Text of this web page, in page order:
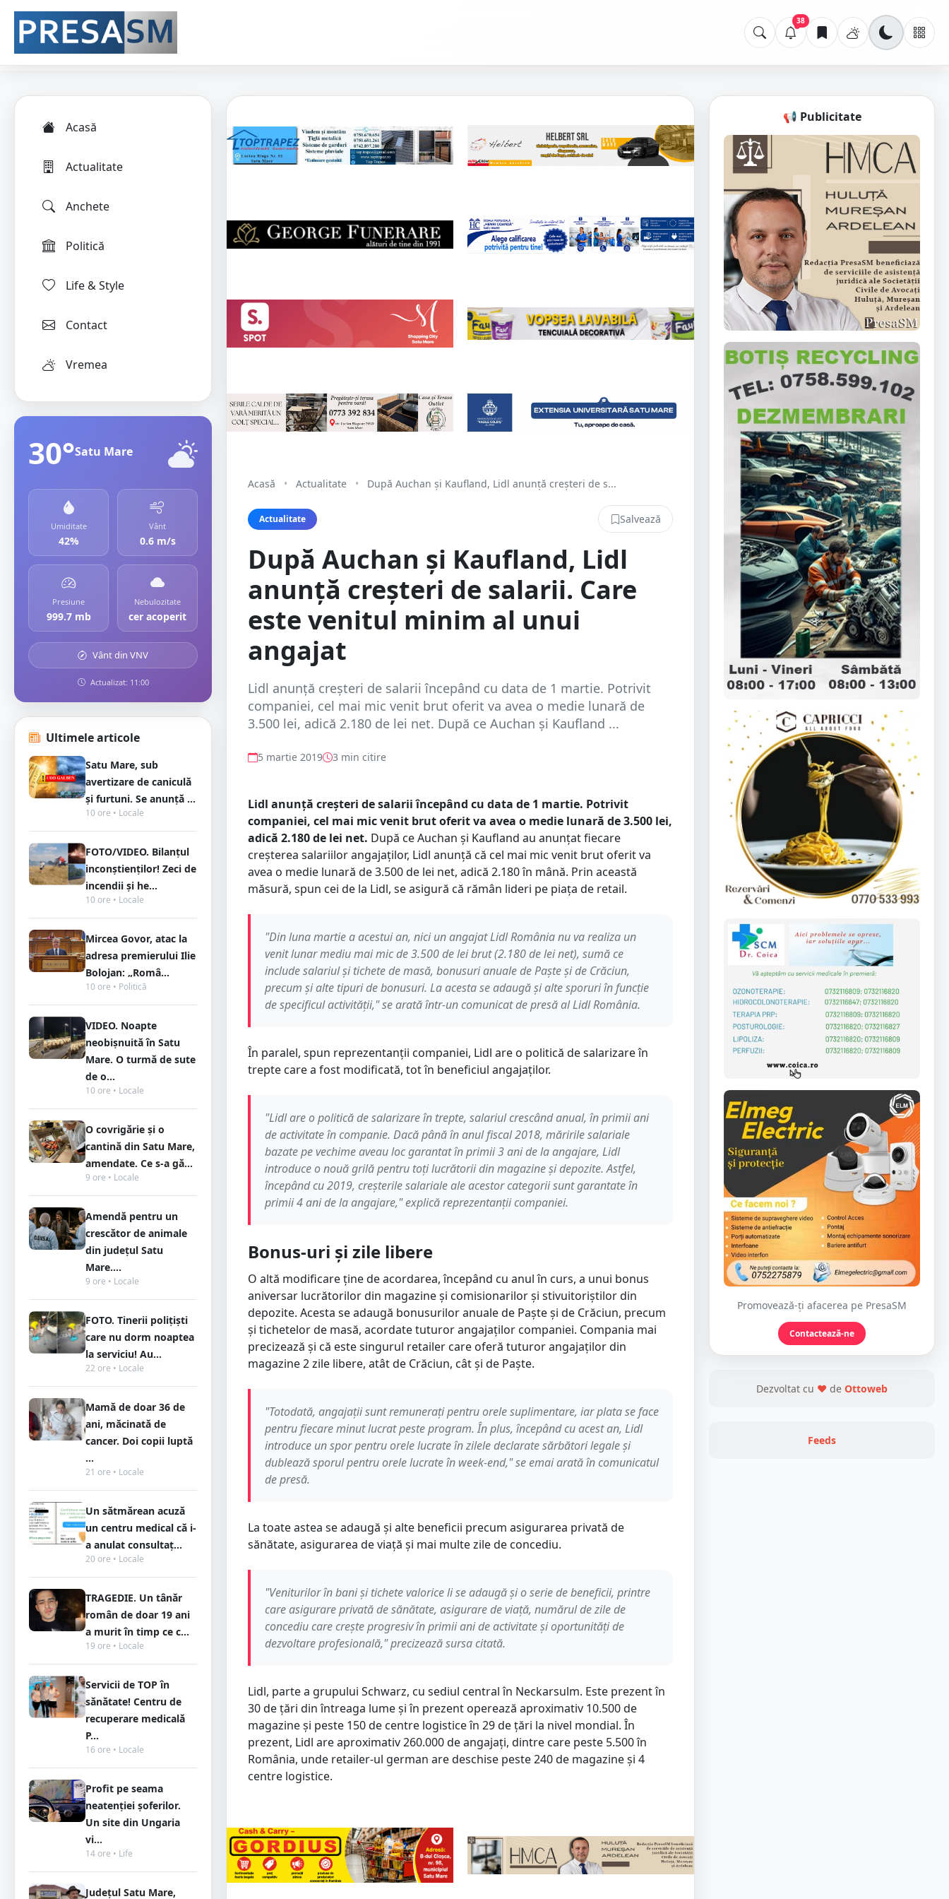
38
Acasă
Actualitate
Anchete
Politică
Life & Style
Contact
Vremea
30°Satu Mare
Umiditate
42%
Vânt
0.6 m/s
Presiune
999.7 mb
Nebulozitate
cer acoperit
Vânt din VNV
Actualizat: 11:00
Ultimele articole
Satu Mare, sub
avertizare de caniculă
și furtuni. Se anunță ...
10 ore • Locale
FOTO/VIDEO. Bilanțul
inconștienților! Zeci de
incendii și he...
10 ore • Locale
Mircea Govor, atac la
adresa premierului Ilie
Bolojan: „Româ...
10 ore • Politică
VIDEO. Noapte
neobișnuită în Satu
Mare. O turmă de sute
de o...
10 ore • Locale
O covrigărie și o
cantină din Satu Mare,
amendate. Ce s-a gă...
9 ore • Locale
Amendă pentru un
crescător de animale
din județul Satu
Mare....
9 ore • Locale
FOTO. Tinerii polițiști
care nu dorm noaptea
la serviciu! Au...
22 ore • Locale
Mamă de doar 36 de
ani, măcinată de
cancer. Doi copii luptă
...
21 ore • Locale
Un sătmărean acuză
un centru medical că i-
a anulat consultaț...
20 ore • Locale
TRAGEDIE. Un tânăr
român de doar 19 ani
a murit în timp ce c...
19 ore • Locale
Servicii de TOP în
sănătate! Centru de
recuperare medicală
P...
16 ore • Locale
Profit pe seama
neatenției șoferilor.
Un site din Ungaria
vi...
14 ore • Life
Județul Satu Mare,
Acasă • Actualitate • După Auchan și Kaufland, Lidl anunță creșteri de s...
Actualitate Salvează
După Auchan și Kaufland, Lidl
anunță creșteri de salarii. Care
este venitul minim al unui
angajat
Lidl anunță creșteri de salarii începând cu data de 1 martie. Potrivit
companiei, cel mai mic venit brut oferit va avea o medie lunară de
3.500 lei, adică 2.180 de lei net. După ce Auchan și Kaufland ...
5 martie 2019 3 min citire
Lidl anunță creșteri de salarii începând cu data de 1 martie. Potrivit
companiei, cel mai mic venit brut oferit va avea o medie lunară de 3.500 lei,
adică 2.180 de lei net. După ce Auchan și Kaufland au anunțat fiecare
creșterea salariilor angajaților, Lidl anunță că cel mai mic venit brut oferit va
avea o medie lunară de 3.500 de lei net, adică 2.180 în mână. Prin această
măsură, spun cei de la Lidl, se asigură că rămân lideri pe piața de retail.
"Din luna martie a acestui an, nici un angajat Lidl România nu va realiza un
venit lunar mediu mai mic de 3.500 de lei brut (2.180 de lei net), sumă ce
include salariul și tichete de masă, bonusuri anuale de Paște și de Crăciun,
precum și alte tipuri de bonusuri. La acesta se adaugă și alte sporuri în funcție
de specificul activității," se arată într-un comunicat de presă al Lidl România.
În paralel, spun reprezentanții companiei, Lidl are o politică de salarizare în
trepte care a fost modificată, tot în beneficiul angajaților.
"Lidl are o politică de salarizare în trepte, salariul crescând anual, în primii ani
de activitate în companie. Dacă până în anul fiscal 2018, măririle salariale
bazate pe vechime aveau loc garantat în primii 3 ani de la angajare, Lidl
introduce o nouă grilă pentru toți lucrătorii din magazine și depozite. Astfel,
începând cu 2019, creșterile salariale ale acestor categorii sunt garantate în
primii 4 ani de la angajare," explică reprezentanții companiei.
Bonus-uri și zile libere
O altă modificare ține de acordarea, începând cu anul în curs, a unui bonus
aniversar lucrătorilor din magazine și comisionarilor și stivuitoriștilor din
depozite. Acesta se adaugă bonusurilor anuale de Paște și de Crăciun, precum
și tichetelor de masă, acordate tuturor angajaților companiei. Compania mai
precizează și că este singurul retailer care oferă tuturor angajaților din
magazine 2 zile libere, atât de Crăciun, cât și de Paște.
"Totodată, angajații sunt remunerați pentru orele suplimentare, iar plata se face
pentru fiecare minut lucrat peste program. În plus, începând cu acest an, Lidl
introduce un spor pentru orele lucrate în zilele declarate sărbători legale și
dublează sporul pentru orele lucrate în week-end," se emai arată în comunicatul
de presă.
La toate astea se adaugă și alte beneficii precum asigurarea privată de
sănătate, asigurarea de viață și mai multe zile de concediu.
"Veniturilor în bani și tichete valorice li se adaugă și o serie de beneficii, printre
care asigurare privată de sănătate, asigurare de viață, numărul de zile de
concediu care crește progresiv în primii ani de activitate și oportunități de
dezvoltare profesională," precizează sursa citată.
Lidl, parte a grupului Schwarz, cu sediul central în Neckarsulm. Este prezent în
30 de țări din întreaga lume și în prezent operează aproximativ 10.500 de
magazine și peste 150 de centre logistice în 29 de țări la nivel mondial. În
prezent, Lidl are aproximativ 260.000 de angajați, dintre care peste 5.500 în
România, unde retailer-ul german are deschise peste 240 de magazine și 4
centre logistice.
📢 Publicitate
Promovează-ți afacerea pe PresaSM
Contactează-ne
Dezvoltat cu ❤ de Ottoweb
Feeds